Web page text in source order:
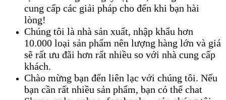
cung cấp các giải pháp cho đến khi bạn hài
lòng!
Chúng tôi là nhà sản xuất, nhập khẩu hơn
10.000 loại sản phẩm nên lượng hàng lớn và giá
sẽ rất ưu đãi hơn rất nhiều so với nhà cung cấp
khách.
Chào mừng bạn đến liên lạc với chúng tôi. Nếu
bạn cần rất nhiều sản phẩm, bạn có thể chat